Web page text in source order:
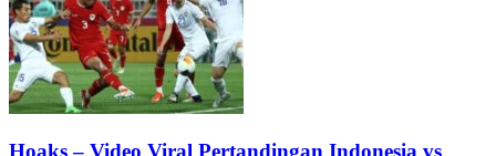
Hoaks – Video Viral Pertandingan Indonesia vs